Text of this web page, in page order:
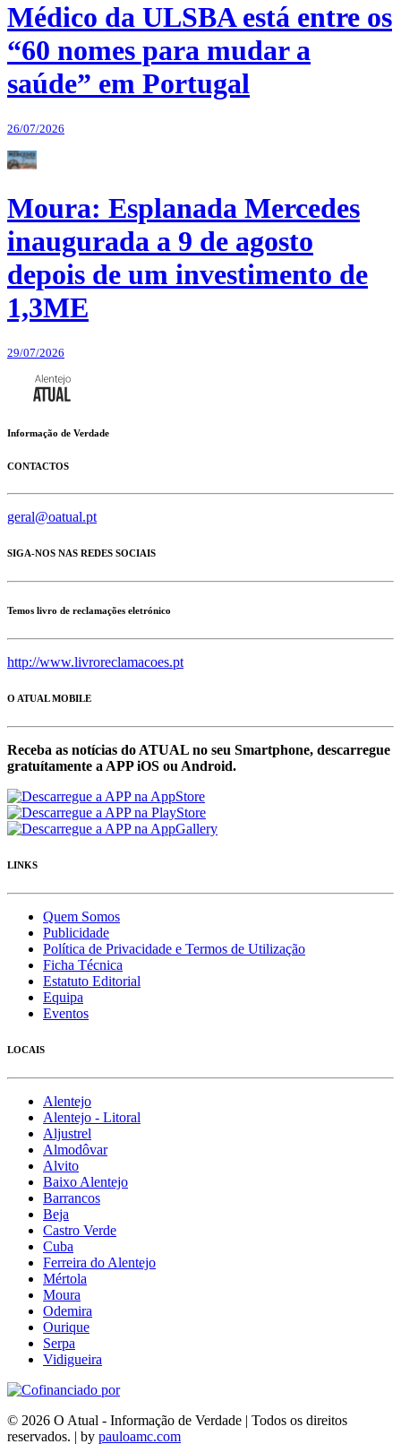
Médico da ULSBA está entre os
“60 nomes para mudar a
saúde” em Portugal
26/07/2026
Moura: Esplanada Mercedes
inaugurada a 9 de agosto
depois de um investimento de
1,3ME
29/07/2026
Informação de Verdade
CONTACTOS
geral@oatual.pt
SIGA-NOS NAS REDES SOCIAIS
Temos livro de reclamações eletrónico
http://www.livroreclamacoes.pt
O ATUAL MOBILE
Receba as notícias do ATUAL no seu Smartphone, descarregue
gratuítamente a APP iOS ou Android.
LINKS
Quem Somos
Publicidade
Política de Privacidade e Termos de Utilização
Ficha Técnica
Estatuto Editorial
Equipa
Eventos
LOCAIS
Alentejo
Alentejo - Litoral
Aljustrel
Almodôvar
Alvito
Baixo Alentejo
Barrancos
Beja
Castro Verde
Cuba
Ferreira do Alentejo
Mértola
Moura
Odemira
Ourique
Serpa
Vidigueira
© 2026 O Atual - Informação de Verdade | Todos os direitos
reservados. | by pauloamc.com